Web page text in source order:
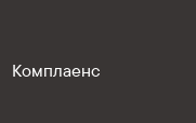
Комплаенс